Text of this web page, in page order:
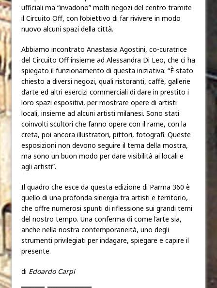
ufficiali ma “invadono” molti negozi del centro tramite
il Circuito Off, con l’obiettivo di far rivivere in modo
nuovo alcuni spazi della città.
Abbiamo incontrato Anastasia Agostini, co-curatrice
del Circuito Off insieme ad Alessandra Di Leo, che ci ha
spiegato il funzionamento di questa iniziativa: “È stato
chiesto a diversi negozi, quali ristoranti, caffè, gallerie
d’arte ed altri esercizi commerciali di dare in prestito i
loro spazi espositivi, per mostrare opere di artisti
locali, insieme ad alcuni artisti milanesi. Sono stati
coinvolti scultori che fanno opere con il rame, con la
creta, poi ancora illustratori, pittori, fotografi. Queste
esposizioni non devono seguire il tema della mostra,
ma sono un buon modo per dare visibilità ai locali e
agli artisti”.
Il quadro che esce da questa edizione di Parma 360 è
quello di una profonda sinergia tra artisti e territorio,
che offre numerosi spunti di riflessione sui grandi temi
del nostro tempo. Una conferma di come l’arte sia,
anche nella nostra contemporaneità, uno degli
strumenti privilegiati per indagare, spiegare e capire il
presente.
di Edoardo Carpi